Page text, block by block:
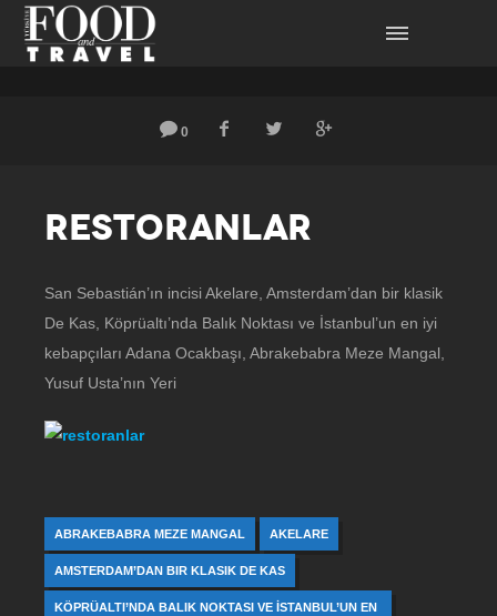
0
RESTORANLAR
San Sebastián’ın incisi Akelare, Amsterdam’dan bir klasik
De Kas, Köprüaltı’nda Balık Noktası ve İstanbul’un en iyi
kebapçıları Adana Ocakbaşı, Abrakebabra Meze Mangal,
Yusuf Usta’nın Yeri
ABRAKEBABRA MEZE MANGAL AKELARE
AMSTERDAM’DAN BIR KLASIK DE KAS
KÖPRÜALTI’NDA BALIK NOKTASI VE İSTANBUL’UN EN